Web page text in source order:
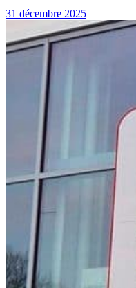
31 décembre 2025